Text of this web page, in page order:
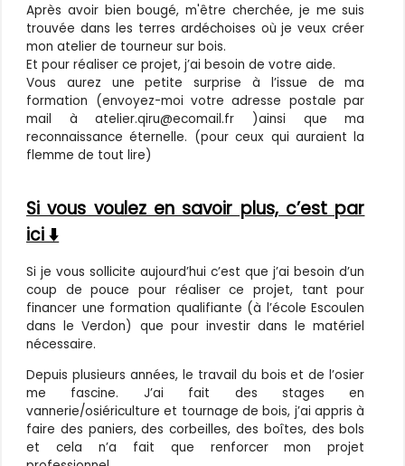
Après avoir bien bougé, m'être cherchée, je me suis
trouvée dans les terres ardéchoises où je veux créer
mon atelier de tourneur sur bois.
Et pour réaliser ce projet, j’ai besoin de votre aide.
Vous aurez une petite surprise à l’issue de ma
formation (envoyez-moi votre adresse postale par
mail à atelier.qiru@ecomail.fr )ainsi que ma
reconnaissance éternelle. (pour ceux qui auraient la
flemme de tout lire)
Si vous voulez en savoir plus, c’est par
ici ⬇️
Si je vous sollicite aujourd’hui c’est que j’ai besoin d’un
coup de pouce pour réaliser ce projet, tant pour
financer une formation qualifiante (à l’école Escoulen
dans le Verdon) que pour investir dans le matériel
nécessaire.
Depuis plusieurs années, le travail du bois et de l’osier
me fascine. J’ai fait des stages en
vannerie/osiériculture et tournage de bois, j’ai appris à
faire des paniers, des corbeilles, des boîtes, des bols
et cela n’a fait que renforcer mon projet